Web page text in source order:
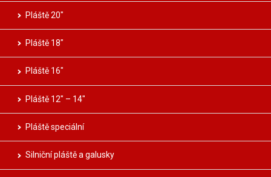
Pláště 20″
Pláště 18″
Pláště 16″
Pláště 12″ – 14″
Pláště speciální
Silniční pláště a galusky